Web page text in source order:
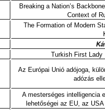
Breaking a Nation’s
Context of
The Formation of Modern
Turkish First Lady
Az Európai Unió adójoga,
adózás
A mesterséges intelligencia
lehetőségei az EU, az